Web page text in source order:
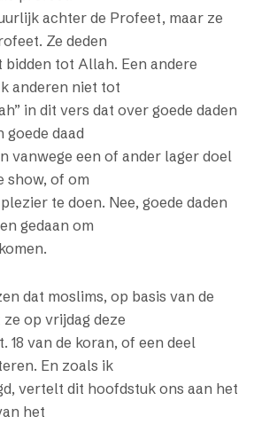
achter de Profeet, maar ze
Ze deden
bidden tot Allah. Een andere
anderen niet tot
in dit vers dat over goede daden
goede daad
vanwege een of ander lager doel
show, of om
te doen. Nee, goede daden
gedaan om
dat moslims, op basis van de
op vrijdag deze
18 van de koran, of een deel
En zoals ik
vertelt dit hoofdstuk ons aan het
het